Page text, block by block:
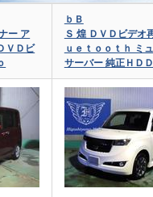
ー ア
ＶＤビ
ｂＢ
Ｓ 煌 ＤＶＤビデオ
ｕｅｔｏｏｔｈ ミ
サーバー 純正ＨＤ